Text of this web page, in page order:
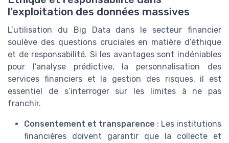
l’exploitation des données massives
L’utilisation du Big Data dans le secteur financier
soulève des questions cruciales en matière d’éthique
et de responsabilité. Si les avantages sont indéniables
pour l’analyse prédictive, la personnalisation des
services financiers et la gestion des risques, il est
essentiel de s’interroger sur les limites à ne pas
franchir.
Consentement et transparence : Les institutions
financières doivent garantir que la collecte et